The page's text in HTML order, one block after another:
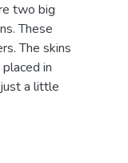
two big
These
The skins
in
a little